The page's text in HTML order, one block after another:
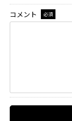
コメント 必須